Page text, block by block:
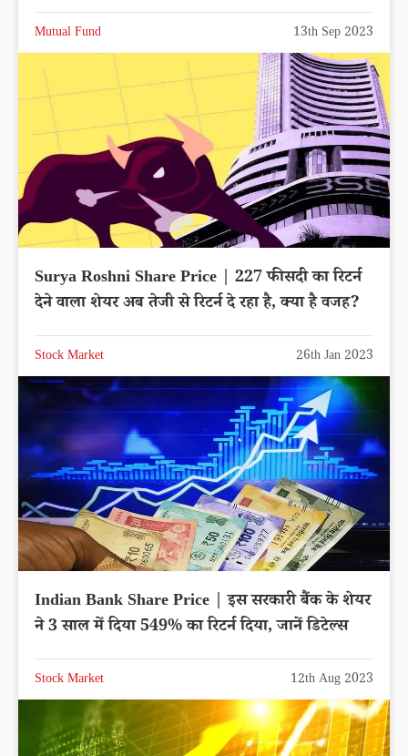
Mutual Fund 13th Sep 2023
Surya Roshni Share Price | 227 फीसदी का रिटर्न
देने वाला शेयर अब तेजी से रिटर्न दे रहा है, क्या है वजह?
Stock Market 26th Jan 2023
Indian Bank Share Price | इस सरकारी बैंक के शेयर
ने 3 साल में दिया 549% का रिटर्न दिया, जानें डिटेल्स
Stock Market 12th Aug 2023